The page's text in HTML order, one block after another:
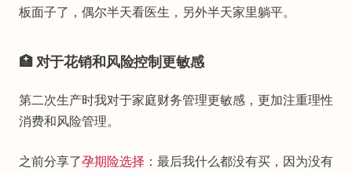
板面子了，偶尔半天看医生，另外半天家里躺平。
🏥 对于花销和风险控制更敏感
第二次生产时我对于家庭财务管理更敏感，更加注重理性
消费和风险管理。
之前分享了孕期险选择 ：最后我什么都没有买，因为没有